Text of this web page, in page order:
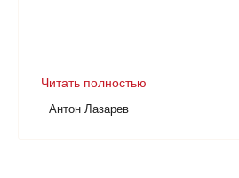
Читать полностью
Антон Лазарев